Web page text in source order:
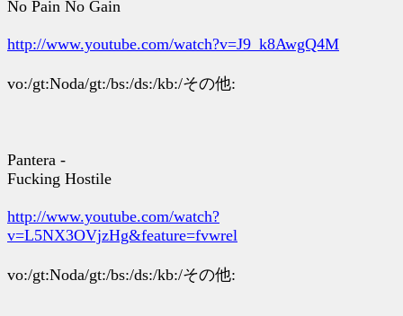
No Pain No Gain
http://www.youtube.com/watch?v=J9_k8AwgQ4M
vo:/gt:Noda/gt:/bs:/ds:/kb:/その他:
Pantera -
Fucking Hostile
http://www.youtube.com/watch?
v=L5NX3OVjzHg&feature=fvwrel
vo:/gt:Noda/gt:/bs:/ds:/kb:/その他: